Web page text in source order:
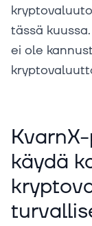
tässä
ei ole
käydä